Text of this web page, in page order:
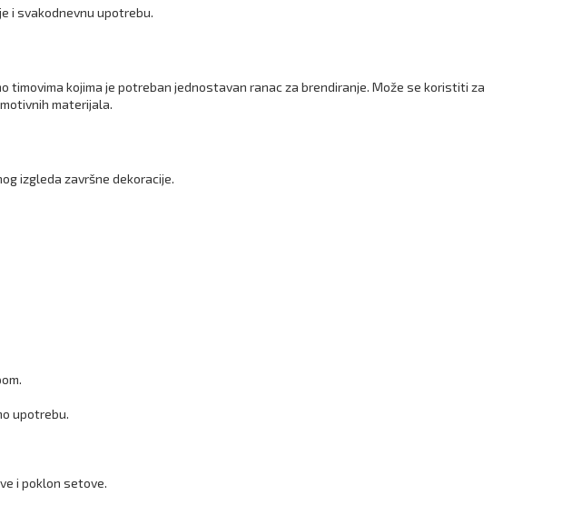
i svakodnevnu upotrebu.
timovima kojima je potreban jednostavan ranac za brendiranje. Može se koristiti za
materijala.
izgleda završne dekoracije.
upotrebu.
i poklon setove.